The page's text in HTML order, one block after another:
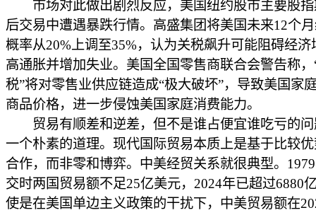
市场对此做出剧烈反应，美国纽约股市主要股指
后交易中遭遇暴跌行情。高盛集团将美国未来12个
概率从20%上调至35%，认为关税飙升可能阻碍经济
高通胀并增加失业。美国全国零售商联合会警告称，
税”将对零售业供应链造成“极大破坏”，导致美国家
商品价格，进一步侵蚀美国家庭消费能力。
贸易有顺差和逆差，但不是谁占便宜谁吃亏的问
一个朴素的道理。现代国际贸易本质上是基于比较
合作，而非零和博弈。中美经贸关系就很典型。
交时两国贸易额不足25亿美元，2024年已超过6880
使是在美国单边主义政策的干扰下，中美贸易额在